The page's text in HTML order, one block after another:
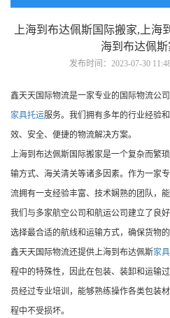
上海到布达佩斯国际搬家,上海
海到布达佩
发布时间：2023-07-30
鑫天天国际物流是一家专业的国际物流公
家具托运服务。我们拥有多年的行业经验
效、安全、便捷的物流解决方案。
上海到布达佩斯国际搬家是一个复杂而繁
输方式、海关清关等诸多因素。作为一家
流拥有一支经验丰富、技术娴熟的团队，
我们与多家航空公司和航运公司建立了良
选择最合适的航线和运输方式，确保货物的
鑫天天国际物流还提供上海到布达佩斯家
程中的特殊性，因此在包装、装卸和运输
员经过专业培训，能够熟练操作各类包装
程中不受损坏。